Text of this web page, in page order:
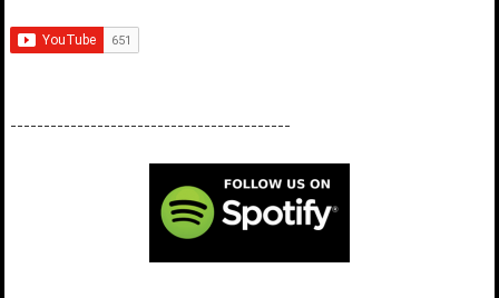
------------------------------------------